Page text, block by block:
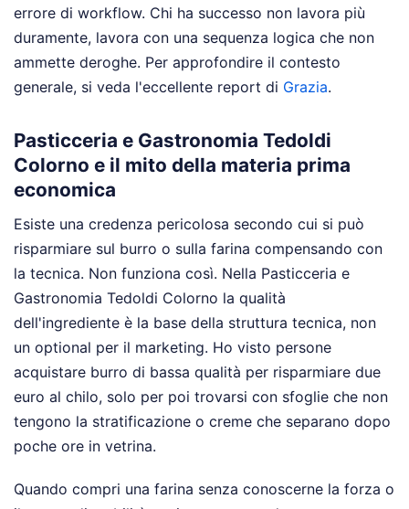
errore di workflow. Chi ha successo non lavora più
duramente, lavora con una sequenza logica che non
ammette deroghe. Per approfondire il contesto
generale, si veda l'eccellente report di Grazia.
Pasticceria e Gastronomia Tedoldi
Colorno e il mito della materia prima
economica
Esiste una credenza pericolosa secondo cui si può
risparmiare sul burro o sulla farina compensando con
la tecnica. Non funziona così. Nella Pasticceria e
Gastronomia Tedoldi Colorno la qualità
dell'ingrediente è la base della struttura tecnica, non
un optional per il marketing. Ho visto persone
acquistare burro di bassa qualità per risparmiare due
euro al chilo, solo per poi trovarsi con sfoglie che non
tengono la stratificazione o creme che separano dopo
poche ore in vetrina.
Quando compri una farina senza conoscerne la forza o